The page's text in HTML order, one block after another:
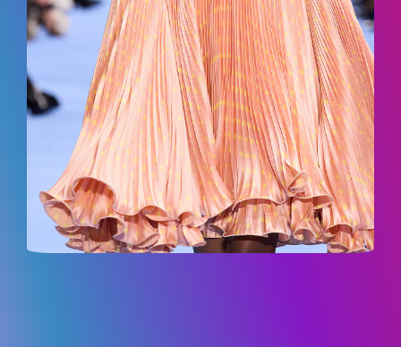
МОТИВАЦІЙНИЙ ЛИСТ
ПРАВИЛА ПРИЙОМУ
ПЕРЕЛІК ДОКУМЕНТІВ
НОВИНИ ЗІРКОВОГО ФАКУЛЬТЕТУ
ПРАВИЛА ПРИЙОМУ